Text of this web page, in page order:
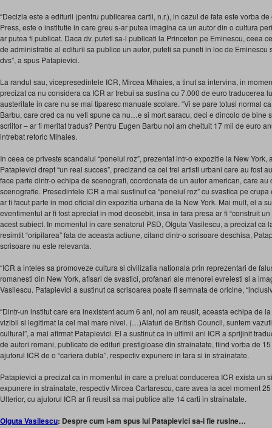
“Decizia este a editurii (pentru publicarea cartii, n.r.), in cazul de fata este vorba
Press, este o institutie in care greu s-ar putea imagina ca un autor din o cultura
ar putea fi publicat. Daca dv. puteti sa-l publicati la Princeton pe Eminescu, ceea
de administratie al editurii sa publice un autor, puteti sa puneti in loc de Eminescu
dvs”, a spus Patapievici.
La randul sau, vicepresedintele ICR, Mircea Mihaies, a tinut sa intervina, in
precizat ca nu considera ca ICR ar trebui sa sustina cu 7.000 de euro traducerea
austeritate in care nu se mai tiparesc manuale scolare. “Vi se pare totusi normal
Barbu, care cred ca nu veti spune ca nu…e si mort saracu, deci e dincolo de bine
scriitor – ar fi meritat tradus? Pentru Eugen Barbu noi am cheltuit 17 mii de euro
intrebat retoric Mihaies.
In ceea ce priveste scandalul “poneiul roz”, prezentat intr-o expozitie la New
Patapievici drept “un real succes”, precizand ca cei trei artisti urbani care au fost
face parte dintr-o echipa de scenografi, coordonata de un autor american, care au
scenografie. Presedintele ICR a mai sustinut ca “poneiul roz” cu svastica pe
ar fi facut parte in mod oficial din expozitia urbana de la New York. Mai mult, el a
eventimentul ar fi fost apreciat in mod deosebit, insa in tara presa ar fi “construit
acest subiect. In momentul in care senatorul PSD, Olguta Vasilescu, a precizat ca
resimtit “oripilarea” fata de aceasta actiune, citand dintr-o scrisoare deschisa,
scrisoare nu este relevanta.
“ICR a inteles sa promoveze cultura si civilizatia nationala prin reprezentari de
romanesti din New York, afisari de svastici, profanari ale menorei evreiesti si a
Vasilescu. Patapievici a sustinut ca scrisoarea poate fi semnata de oricine,
“Dintr-un institut care era inexistent acum 6 ani, noi am reusit, aceasta echipa de
vizibil si legitimat la cel mai mare nivel. (…)Alaturi de British Council, suntem
cultural”, a mai afirmat Patapievici. El a sustinut ca in ultimii ani ICR a sprijinit
de autori romani, publicate de edituri prestigioase din strainatate, fiind vorba de
ajutorul ICR de o “cariera dubla”, respectiv expunere in tara si in strainatate.
Patapievici a precizat ca in momentul in care a preluat conducerea ICR exista un
expunere in strainatate, respectiv Mircea Cartarescu, care avea la acel moment
Ulterior, cu ajutorul ICR ar fi reusit sa mai publice alte 14 carti in strainatate.
Olguta Vasilescu: Despre cum i-am spus lui Patapievici sa-i fie rusine…